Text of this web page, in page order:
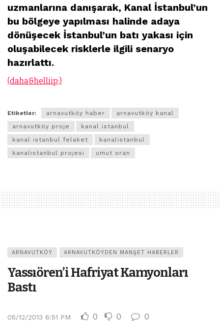
uzmanlarına danışarak, Kanal İstanbul’un
bu bölgeye yapılması halinde adaya
dönüşecek İstanbul’un batı yakası için
oluşabilecek risklerle ilgili senaryo
hazırlattı.
(daha&helliip;)
Etiketler: arnavutköy haber
arnavutköy kanal
arnavutköy proje
kanal istanbul
kanal istanbul felaket
kanalistanbul
kanalistanbul projesi
umut oran
ARNAVUTKÖY ARNAVUTKÖYDEN MANŞET HABERLER
Yassıören’i Hafriyat Kamyonları
Bastı
05/12/2013 6:51 PM 0 0 0